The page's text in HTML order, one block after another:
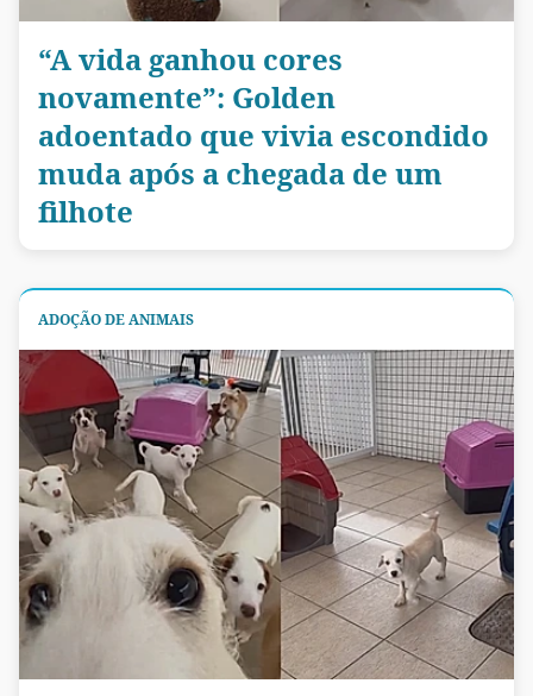
“A vida ganhou cores
novamente”: Golden
adoentado que vivia escondido
muda após a chegada de um
filhote
ADOÇÃO DE ANIMAIS